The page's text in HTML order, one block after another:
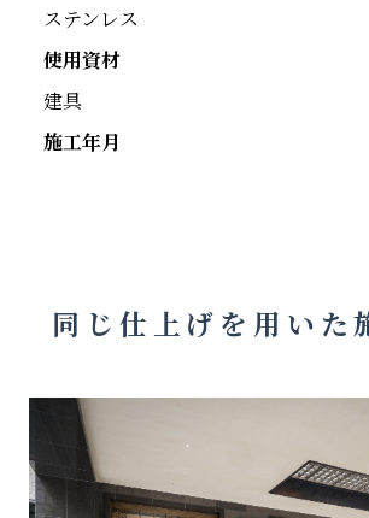
ステンレス
使用資材
建具
施工年月
同じ仕上げを用いた